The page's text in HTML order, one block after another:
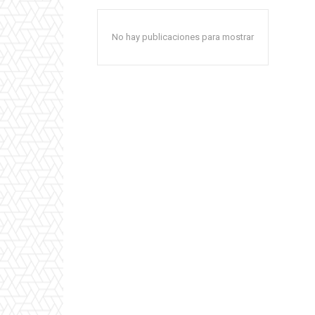
No hay publicaciones para mostrar